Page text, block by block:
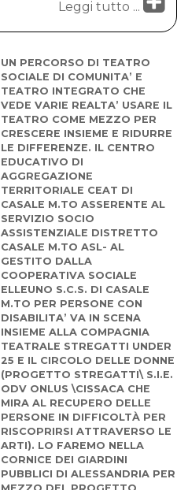
Leggi tutto ...
UN PERCORSO DI TEATRO
SOCIALE DI COMUNITA’ E
TEATRO INTEGRATO CHE
VEDE VARIE REALTA’ USARE IL
TEATRO COME MEZZO PER
CRESCERE INSIEME E RIDURRE
LE DIFFERENZE. IL CENTRO
EDUCATIVO DI
AGGREGAZIONE
TERRITORIALE CEAT DI
CASALE M.TO ASSERENTE AL
SERVIZIO SOCIO
ASSISTENZIALE DISTRETTO
CASALE M.TO ASL- AL
GESTITO DALLA
COOPERATIVA SOCIALE
ELLEUNO S.C.S. DI CASALE
M.TO PER PERSONE CON
DISABILITA’ VA IN SCENA
INSIEME ALLA COMPAGNIA
TEATRALE STREGATTI UNDER
25 E IL CIRCOLO DELLE DONNE
(PROGETTO STREGATTI\ S.I.E.
ODV ONLUS \CISSACA CHE
MIRA AL RECUPERO DELLE
PERSONE IN DIFFICOLTÀ PER
RISCOPRIRSI ATTRAVERSO LE
ARTI). LO FAREMO NELLA
CORNICE DEI GIARDINI
PUBBLICI DI ALESSANDRIA PER